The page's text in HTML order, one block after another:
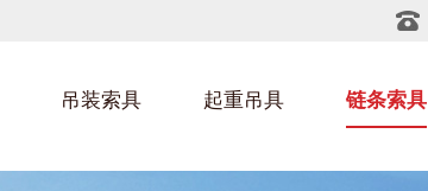
吊装索具 起重吊具 链条索具